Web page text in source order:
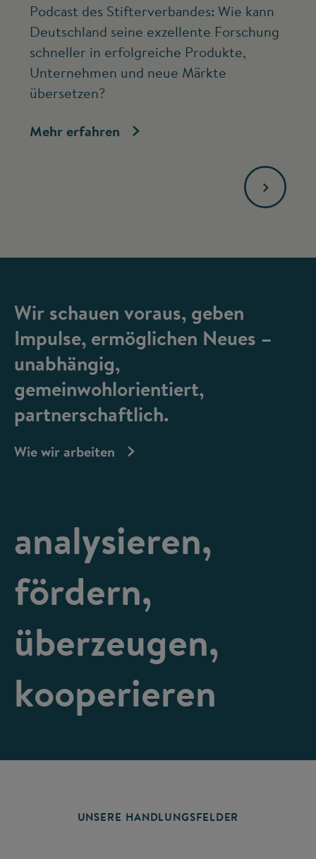
Podcast des Stifterverbandes: Wie kann
Deutschland seine exzellente Forschung
schneller in erfolgreiche Produkte,
Unternehmen und neue Märkte
übersetzen?
Mehr erfahren
Wir schauen voraus, geben
Impulse, ermöglichen Neues –
unabhängig,
gemeinwohlorientiert,
partnerschaftlich.
Wie wir arbeiten
analysieren,
fördern,
überzeugen,
kooperieren
UNSERE HANDLUNGSFELDER